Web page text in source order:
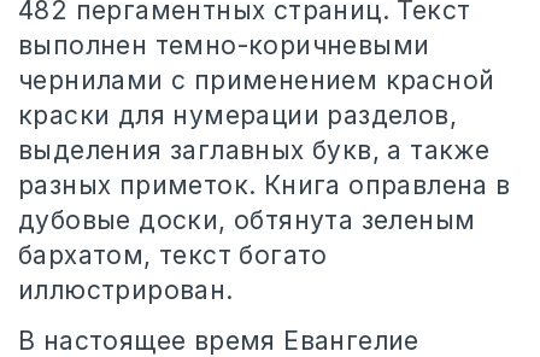
482 пергаментных страниц. Текст
выполнен темно-коричневыми
чернилами с применением красной
краски для нумерации разделов,
выделения заглавных букв, а также
разных приметок. Книга оправлена в
дубовые доски, обтянута зеленым
бархатом, текст богато
иллюстрирован.
В настоящее время Евангелие